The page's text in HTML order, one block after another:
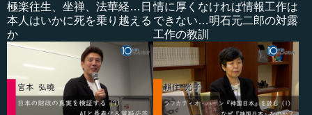
極楽往生、坐禅、法華経…日
本人はいかに死を乗り越える
か
情に厚くなければ情報工作は
できない…明石元二郎の対露
工作の教訓